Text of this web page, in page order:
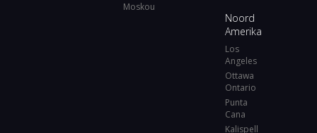
Moskou
Noord
Amerika
Los
Angeles
Ottawa
Ontario
Punta
Cana
Kalispell